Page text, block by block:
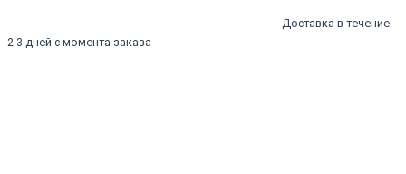
Доставка в течение
2-3 дней с момента заказа